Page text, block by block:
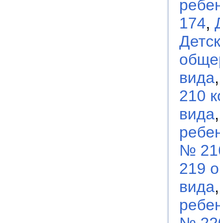
174,
вида
210
вида
№
219
вида